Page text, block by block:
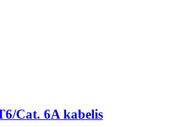
Cat. 6A kabelis